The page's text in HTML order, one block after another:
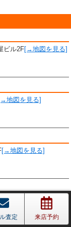
ビル2F[→地図を見る]
地図を見る]
[→地図を見る]
ル外向店舗区画8
査定 来店予約